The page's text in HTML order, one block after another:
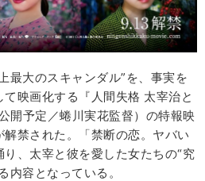
最大のスキャンダル”を、事実を
映画化する『人間失格 太宰治と
開予定／蜷川実花監督）の特報映
禁された。「禁断の恋。ヤバい
、太宰と彼を愛した女たちの“究
内容となっている。